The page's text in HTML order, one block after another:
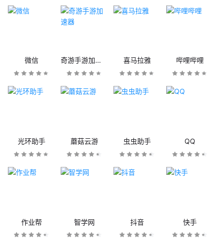
微信 奇游手游加速器 喜马拉雅 哔哩哔哩
光环助手 蘑菇云游 虫虫助手 QQ
作业帮 智学网 抖音 快手